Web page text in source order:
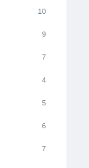
10
9
7
4
5
6
7